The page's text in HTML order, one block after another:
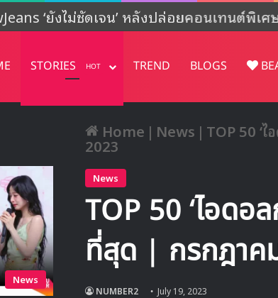
‘ยังไม่ชัดเจน’ หลังปล่อยคอนเทนต์พิเ
STORIES HOT TREND BLOGS
Home | News | TOP 50 ‘
2023
News
TOP 50 ‘ไอด
ที่สุด | กรกฎาค
NUMBER2 July 19, 2023
News